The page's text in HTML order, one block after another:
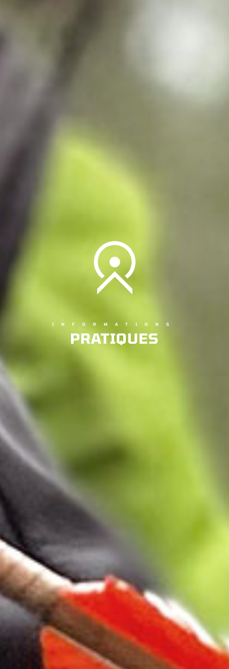
INFORMATIONS
PRATIQUES